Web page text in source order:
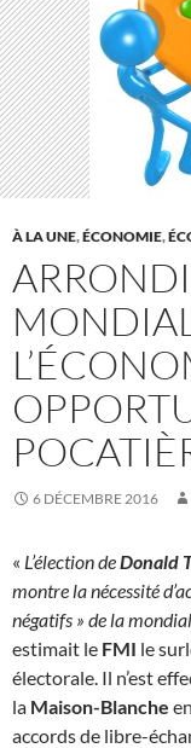
À LA UNE,ÉCONOMIE,
6 DÉCEMBRE 2016
« L’élection deDonald
montre la nécessité
négatifs » de la
estimait le FMI le
électorale. Il n’est
la Maison-Blanche
accords de libre-